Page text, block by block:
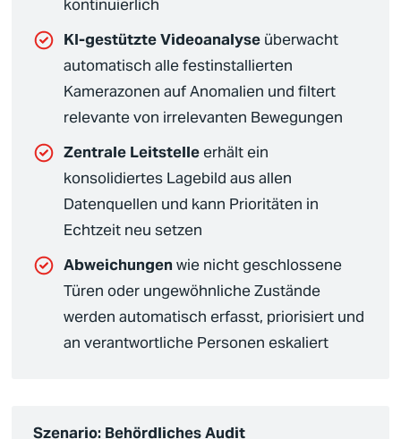
kontinuierlich
KI-gestützte Videoanalyse überwacht
automatisch alle festinstallierten
Kamerazonen auf Anomalien und filtert
relevante von irrelevanten Bewegungen
Zentrale Leitstelle erhält ein
konsolidiertes Lagebild aus allen
Datenquellen und kann Prioritäten in
Echtzeit neu setzen
Abweichungen wie nicht geschlossene
Türen oder ungewöhnliche Zustände
werden automatisch erfasst, priorisiert und
an verantwortliche Personen eskaliert
Szenario: Behördliches Audit